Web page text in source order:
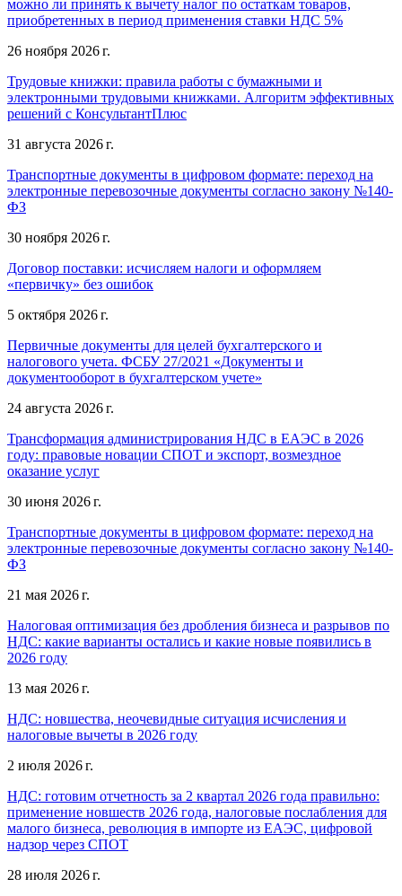
можно ли принять к вычету налог по остаткам товаров,
приобретенных в период применения ставки НДС 5%
26 ноября 2026 г.
Трудовые книжки: правила работы с бумажными и
электронными трудовыми книжками. Алгоритм эффективных
решений с КонсультантПлюс
31 августа 2026 г.
Транспортные документы в цифровом формате: переход на
электронные перевозочные документы согласно закону №140-
ФЗ
30 ноября 2026 г.
Договор поставки: исчисляем налоги и оформляем
«первичку» без ошибок
5 октября 2026 г.
Первичные документы для целей бухгалтерского и
налогового учета. ФСБУ 27/2021 «Документы и
документооборот в бухгалтерском учете»
24 августа 2026 г.
Трансформация администрирования НДС в ЕАЭС в 2026
году: правовые новации СПОТ и экспорт, возмездное
оказание услуг
30 июня 2026 г.
Транспортные документы в цифровом формате: переход на
электронные перевозочные документы согласно закону №140-
ФЗ
21 мая 2026 г.
Налоговая оптимизация без дробления бизнеса и разрывов по
НДС: какие варианты остались и какие новые появились в
2026 году
13 мая 2026 г.
НДС: новшества, неочевидные ситуация исчисления и
налоговые вычеты в 2026 году
2 июля 2026 г.
НДС: готовим отчетность за 2 квартал 2026 года правильно:
применение новшеств 2026 года, налоговые послабления для
малого бизнеса, революция в импорте из ЕАЭС, цифровой
надзор через СПОТ
28 июля 2026 г.